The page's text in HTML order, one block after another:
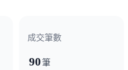
成交筆數
90筆